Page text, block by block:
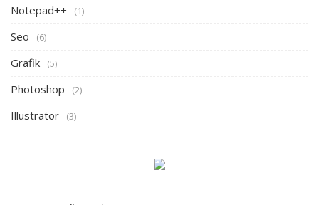
Notepad++ (1)
Seo (6)
Grafik (5)
Photoshop (2)
Illustrator (3)